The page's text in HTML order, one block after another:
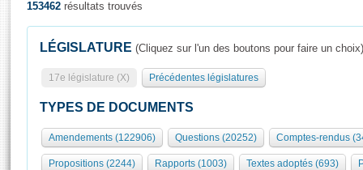
Présidence
577 députés
Groupes politiques
Séance publique
Commissions et autres organes
Europe et International
Rôle et pouvoirs de l'Assemblée
Organisation de l'Assemblée
Présidence Conférence des Présidents Bureau Collège des
Visiter l'Assemblée
Visite virtuelle du palais Bourbon
Assister à une séance
153462 résultats trouvés
LÉGISLATURE (Cliquez sur l'un des boutons pour faire un choix)
17e législature (X) Précédentes législatures
TYPES DE DOCUMENTS
Amendements (122906) Questions (20252) Comptes-rendus
Propositions (2244) Rapports (1003) Textes adoptés (693)